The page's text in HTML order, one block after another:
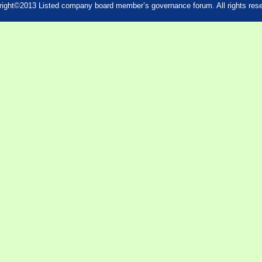
Listed company board member’s governance forum. All rights